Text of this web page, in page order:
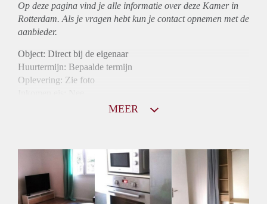
Op deze pagina vind je alle informatie over deze Kamer in
Rotterdam. Als je vragen hebt kun je contact opnemen met de
aanbieder.
Object: Direct bij de eigenaar
Huurtermijn: Bepaalde termijn
Oplevering: Zie foto
Gedeelde Douche: Ja
Gedeelde woonkamer: Ja
Huisgenoten: Ja
Geslacht huisgenoten: Gemengd
MEER